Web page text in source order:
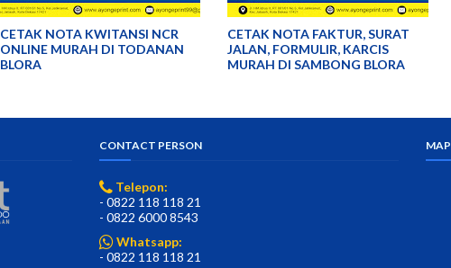
CETAK NOTA KWITANSI NCR
ONLINE MURAH DI TODANAN
BLORA
CETAK NOTA FAKTUR, SURAT
JALAN, FORMULIR, KARCIS
MURAH DI SAMBONG BLORA
CONTACT PERSON
Telepon:
- 0822 118 118 21
- 0822 6000 8543
Whatsapp:
- 0822 118 118 21